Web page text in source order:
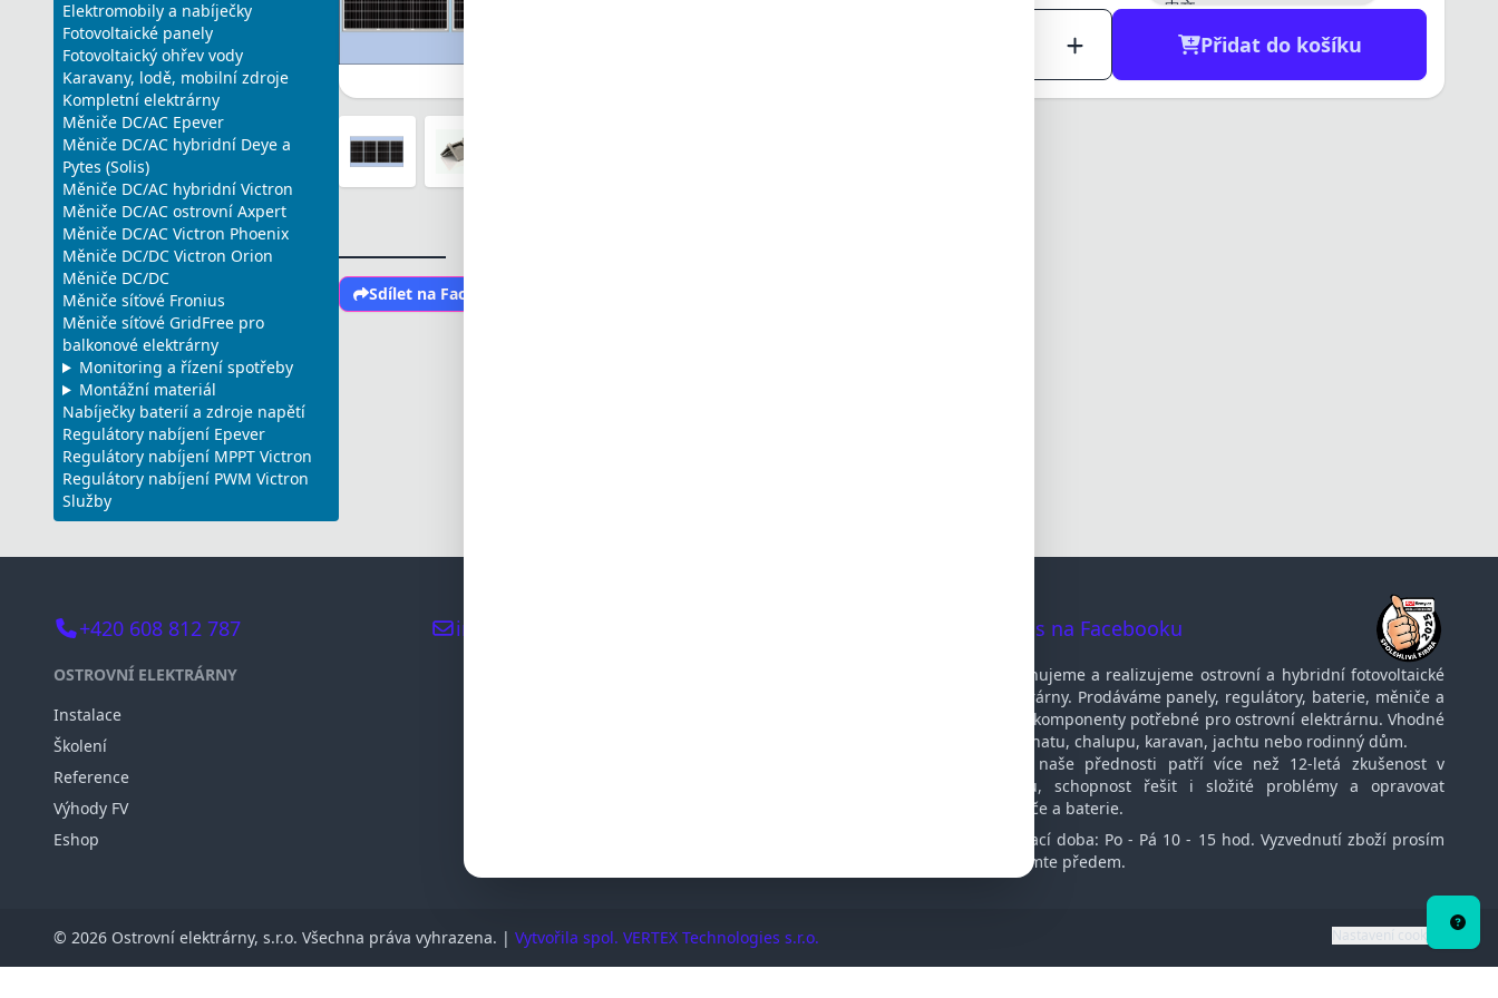
中文
한국어
हिन्दी
Elektromobily a nabíječky
Fotovoltaické panely
Fotovoltaický ohřev vody
Karavany, lodě, mobilní zdroje
Kompletní elektrárny
Měniče DC/AC Epever
Měniče DC/AC hybridní Deye a
Pytes (Solis)
Měniče DC/AC hybridní Victron
Měniče DC/AC ostrovní Axpert
Měniče DC/AC Victron Phoenix
Měniče DC/DC Victron Orion
Měniče DC/DC
Měniče síťové Fronius
Měniče síťové GridFree pro
balkonové elektrárny
Monitoring a řízení spotřeby
Montážní materiál
Nabíječky baterií a zdroje napětí
Regulátory nabíjení Epever
Regulátory nabíjení MPPT Victron
Regulátory nabíjení PWM Victron
Služby
Přidat do košíku
Sdílet na Facebooku
+420 608 812 787 info@ostrovni-elektrarny.cz Sledujte nás na Facebooku
OSTROVNÍ ELEKTRÁRNY
Instalace
Školení
Reference
Výhody FV
Eshop
Navrhujeme a realizujeme ostrovní a hybridní fotovoltaické
elektrárny. Prodáváme panely, regulátory, baterie, měniče a
další komponenty potřebné pro ostrovní elektrárnu. Vhodné
pro chatu, chalupu, karavan, jachtu nebo rodinný dům.
Mezi naše přednosti patří více než 12-letá zkušenost v
oboru, schopnost řešit i složité problémy a opravovat
měniče a baterie.
Otvírací doba: Po - Pá 10 - 15 hod. Vyzvednutí zboží prosím
oznamte předem.
© 2026 Ostrovní elektrárny, s.r.o. Všechna práva vyhrazena. | Vytvořila spol. VERTEX Technologies s.r.o. Nastavení cookies